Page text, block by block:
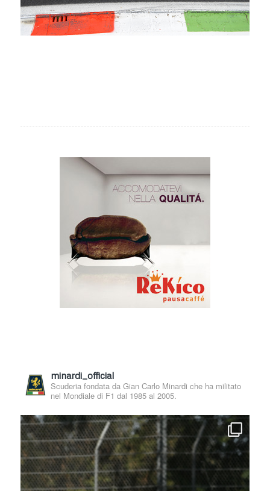
minardi_official
Scuderia fondata da Gian Carlo Minardi che ha militato
nel Mondiale di F1 dal 1985 al 2005.